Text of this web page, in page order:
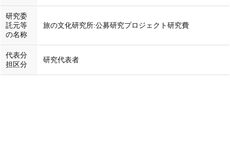
研究委
託元等
の名称
旅の文化研究所:公募研究プロジェクト研究費
代表分
担区分
研究代表者